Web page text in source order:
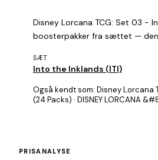
Disney Lorcana TCG: Set 03 -
boosterpakker fra sættet — den
SÆT
Into the Inklands (ITI)
Også kendt som: Disney Lorcana
(24 Packs) · DISNEY LORCANA
PRISANALYSE